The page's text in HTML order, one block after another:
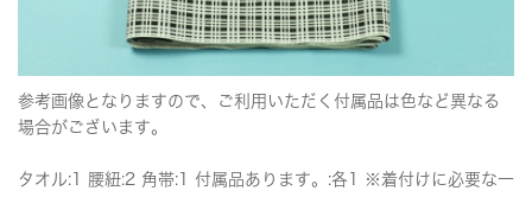
参考画像となりますので、ご利用いただく付属品は色など異なる
場合がございます。
タオル:1 腰紐:2 角帯:1 付属品あります。:各1 ※着付けに必要な一